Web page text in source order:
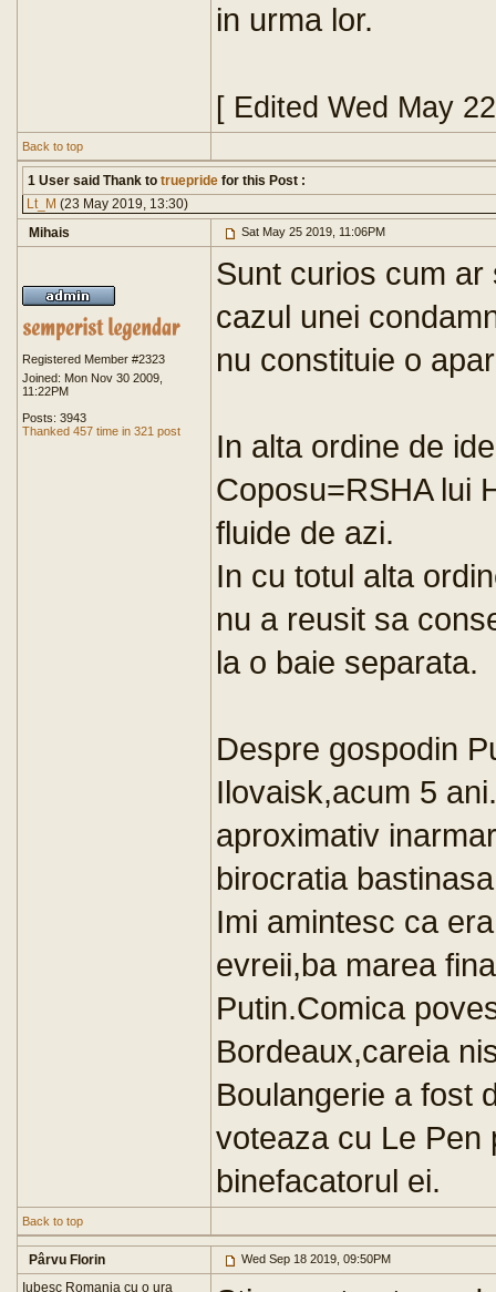
in urma lor.
[ Edited Wed May
Back to top
1 User said Thank to truepride for this Post :
Lt_M (23 May 2019, 13:30)
Mihais
Sat May 25 2019, 11:06PM
Registered Member #2323
Joined: Mon Nov 30 2009,
11:22PM
Posts: 3943
Thanked 457 time in 321 post
Sunt curios cum
cazul unei
nu constituie o
In alta ordine de
Coposu=RSHA lui
fluide de azi.
In cu totul alta
nu a reusit sa
la o baie separata.
Despre gospodin
Ilovaisk,acum 5
aproximativ
birocratia
Imi amintesc ca
evreii,ba marea
Putin.Comica
Bordeaux,careia
Boulangerie a fost
voteaza cu Le Pen
binefacatorul ei.
Back to top
Pârvu Florin Wed Sep 18 2019, 09:50PM
Iubesc Romania cu o ura